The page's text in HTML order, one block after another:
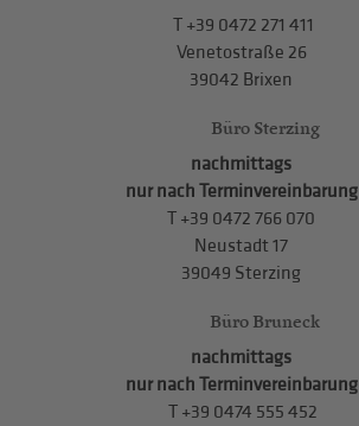
T+39 0472 271 411
Venetostraße 26
39042 Brixen
Büro Sterzing
nachmittags
nur nach Terminvereinbarung
T +39 0472 766 070
Neustadt 17
39049 Sterzing
Büro Bruneck
nachmittags
nur nach Terminvereinbarung
T +39 0474 555 452